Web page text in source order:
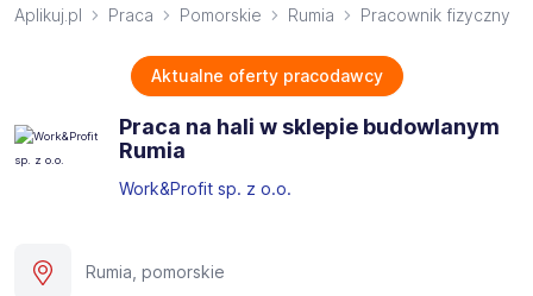
Aplikuj.pl Praca Pomorskie Rumia Pracownik fizyczny
Aktualne oferty pracodawcy
Praca na hali w sklepie budowlanym
Rumia
Work&Profit sp. z o.o.
Rumia, pomorskie